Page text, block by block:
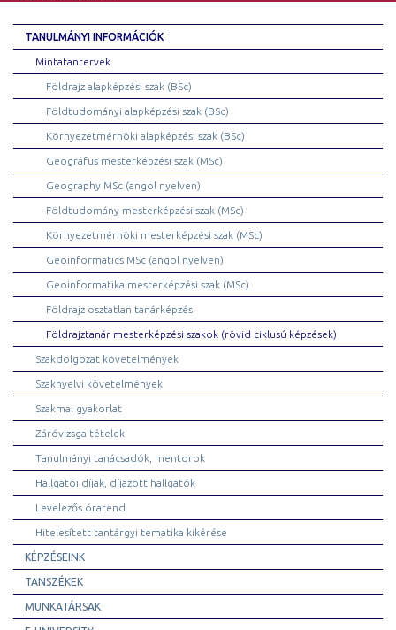
TANULMÁNYI INFORMÁCIÓK
Mintatantervek
Földrajz alapképzési szak (BSc)
Földtudományi alapképzési szak (BSc)
Környezetmérnöki alapképzési szak (BSc)
Geográfus mesterképzési szak (MSc)
Geography MSc (angol nyelven)
Földtudomány mesterképzési szak (MSc)
Környezetmérnöki mesterképzési szak (MSc)
Geoinformatics MSc (angol nyelven)
Geoinformatika mesterképzési szak (MSc)
Földrajz osztatlan tanárképzés
Földrajztanár mesterképzési szakok (rövid ciklusú képzések)
Szakdolgozat követelmények
Szaknyelvi követelmények
Szakmai gyakorlat
Záróvizsga tételek
Tanulmányi tanácsadók, mentorok
Hallgatói díjak, díjazott hallgatók
Levelezős órarend
Hitelesített tantárgyi tematika kikérése
KÉPZÉSEINK
TANSZÉKEK
MUNKATÁRSAK